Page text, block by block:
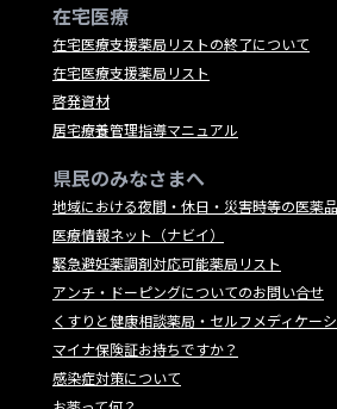
在宅医療
在宅医療支援薬局リストの終了について
在宅医療支援薬局リスト
啓発資材
居宅療養管理指導マニュアル
県民のみなさまへ
地域における夜間・休日・災害時等の医薬
医療情報ネット（ナビイ）
緊急避妊薬調剤対応可能薬局リスト
アンチ・ドーピングについてのお問い合せ
くすりと健康相談薬局・セルフメディケー
マイナ保険証お持ちですか？
感染症対策について